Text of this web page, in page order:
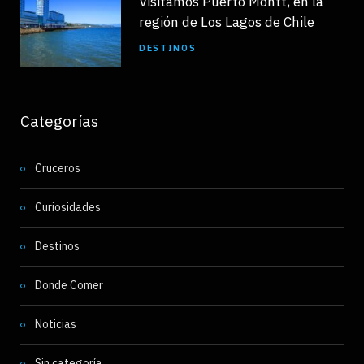
región de Los Lagos de Chile
DESTINOS
Categorías
Cruceros
Curiosidades
Destinos
Donde Comer
Noticias